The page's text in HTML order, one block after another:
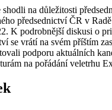
shodli na důležitosti
předsednictví ČR v
K podrobnější diskusi o
se vrátí na svém příštím
podporu aktuálních
na pořádání veletrhu